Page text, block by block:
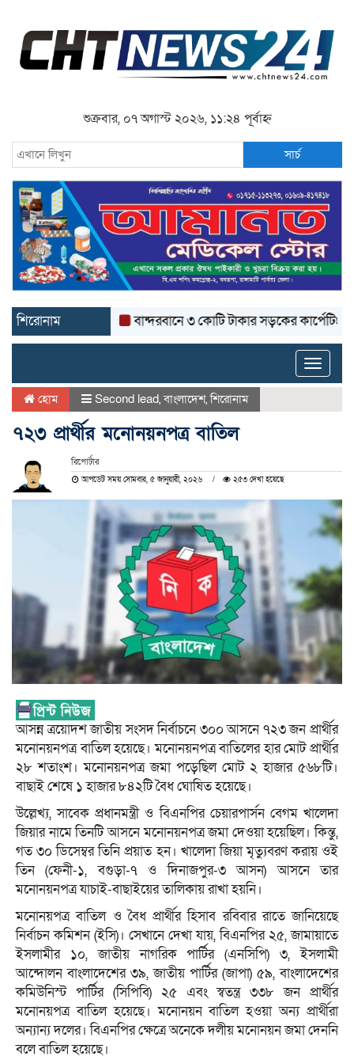
শুক্রবার, ০৭ অগাস্ট ২০২৬, ১১:২৪ পূর্বাহ্ন
সার্চ
শিরোনাম বান্দরবানে ৩ কোটি টাকার সড়কের কার্পেটিং উঠে
Toggle
হোম Second lead,বাংলাদেশ,শিরোনাম
৭২৩ প্রার্থীর মনোনয়নপত্র বাতিল
রিপোর্টার
আপডেট সময় সোমবার, ৫ জানুয়ারী, ২০২৬ ২৫৩ দেখা হয়েছে
আসন্ন ত্রয়োদশ জাতীয় সংসদ নির্বাচনে ৩০০ আসনে ৭২৩ জন প্রার্থীর
মনোনয়নপত্র বাতিল হয়েছে। মনোনয়নপত্র বাতিলের হার মোট প্রার্থীর
২৮ শতাংশ। মনোনয়নপত্র জমা পড়েছিল মোট ২ হাজার ৫৬৮টি।
বাছাই শেষে ১ হাজার ৮৪২টি বৈধ ঘোষিত হয়েছে।
উল্লেখ্য, সাবেক প্রধানমন্ত্রী ও বিএনপির চেয়ারপার্সন বেগম খালেদা
জিয়ার নামে তিনটি আসনে মনোনয়নপত্র জমা দেওয়া হয়েছিল। কিন্তু,
গত ৩০ ডিসেম্বর তিনি প্রয়াত হন। খালেদা জিয়া মৃত্যুবরণ করায় ওই
তিন (ফেনী-১, বগুড়া-৭ ও দিনাজপুর-৩ আসন) আসনে তার
মনোনয়নপত্র যাচাই-বাছাইয়ের তালিকায় রাখা হয়নি।
মনোনয়পত্র বাতিল ও বৈধ প্রার্থীর হিসাব রবিবার রাতে জানিয়েছে
নির্বাচন কমিশন (ইসি)। সেখানে দেখা যায়, বিএনপির ২৫, জামায়াতে
ইসলামীর ১০, জাতীয় নাগরিক পার্টির (এনসিপি) ৩, ইসলামী
আন্দোলন বাংলাদেশের ৩৯, জাতীয় পার্টির (জাপা) ৫৯, বাংলাদেশের
কমিউনিস্ট পার্টির (সিপিবি) ২৫ এবং স্বতন্ত্র ৩৩৮ জন প্রার্থীর
মনোনয়পত্র বাতিল হয়েছে। মনোনয়ন বাতিল হওয়া অন্য প্রার্থীরা
অন্যান্য দলের। বিএনপির ক্ষেত্রে অনেকে দলীয় মনোনয়ন জমা দেননি
বলে বাতিল হয়েছে।